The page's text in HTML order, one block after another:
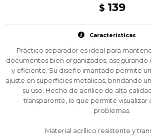
$ 139
Caracteristicas
Práctico separador es ideal para
documentos bien organizados, asegurando
y eficiente. Su diseño imantado permite
ajuste en superficies metálicas, brindando
su uso. Hecho de acrílico de alta
transparente, lo que permite visualizar
problemas.
Material acrílico resistente y